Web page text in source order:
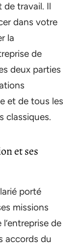
travail. Il
dans votre
la
de
deux parties
et de tous les
classiques.
et ses
porté
missions
de
accords du